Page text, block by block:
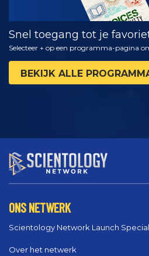
Snel toegang tot je
Selecteer + op een programma-pagina
BEKIJK ALLE
ONS NETWERK
Scientology Network Launch Special
Over het netwerk